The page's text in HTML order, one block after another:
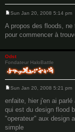
s
t
Sun Jan 20, 2008 5:14 pm
A propos des floods, ne
pour commencer à
Odst
Fondateur HaloBattle
o
s
t
Sun Jan 20, 2008 5:21 pm
enfaite, hier j'en ai
qui est du design flood
"operateur" aux design
simple